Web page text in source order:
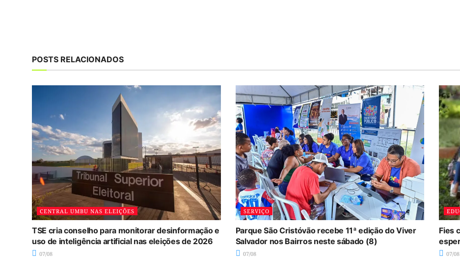
POSTS RELACIONADOS
CENTRAL UMBU NAS ELEIÇÕES
TSE cria conselho para monitorar desinformação e
uso de inteligência artificial nas eleições de 2026
07/08
SERVIÇO
Parque São Cristóvão recebe 11ª edição do Viver
Salvador nos Bairros neste sábado (8)
07/08
Fies
07/08